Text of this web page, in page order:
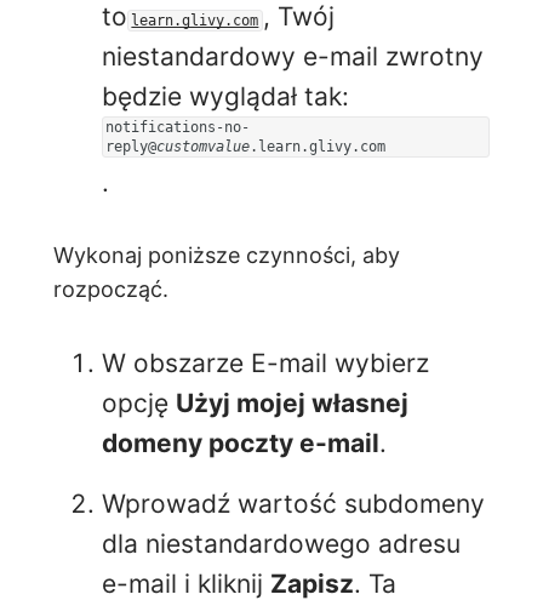
to learn.glivy.com , Twój
niestandardowy e-mail zwrotny
będzie wyglądał tak:
notifications-no-
reply@customvalue.learn.glivy.com
.
Wykonaj poniższe czynności, aby
rozpocząć.
W obszarze E-mail wybierz
opcję Użyj mojej własnej
domeny poczty e-mail.
Wprowadź wartość subdomeny
dla niestandardowego adresu
e-mail i kliknij Zapisz. Ta